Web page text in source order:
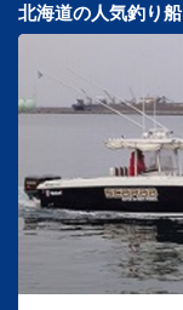
北海道の人気釣り船